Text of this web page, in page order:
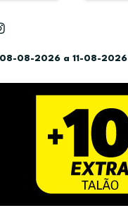
08-2026 a 11-08-2026